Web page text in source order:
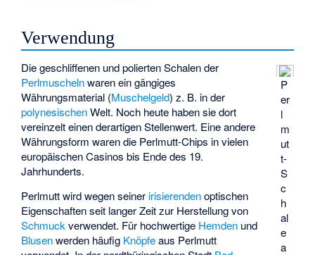
Verwendung
P
er
l
m
ut
t-
S
c
h
al
e
a
Die geschliffenen und polierten Schalen der
Perlmuschelnwaren ein gängiges
Währungsmaterial (Muschelgeld) z. B. in der
polynesischenWelt. Noch heute haben sie dort
vereinzelt einen derartigen Stellenwert. Eine andere
Währungsform waren die Perlmutt-Chips in vielen
europäischen Casinos bis Ende des 19.
Jahrhunderts.
Perlmutt wird wegen seiner irisierendenoptischen
Eigenschaften seit langer Zeit zur Herstellung von
Schmuck verwendet. Für hochwertige Hemden und
Blusenwerden häufig Knöpfeaus Perlmutt